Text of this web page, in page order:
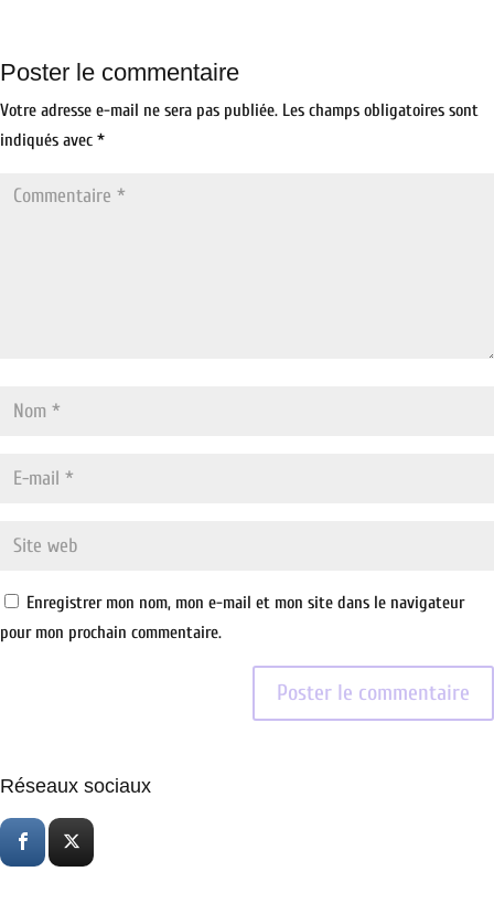
Poster le commentaire
Votre adresse e-mail ne sera pas publiée. Les champs obligatoires sont
indiqués avec *
Enregistrer mon nom, mon e-mail et mon site dans le navigateur
pour mon prochain commentaire.
Réseaux sociaux